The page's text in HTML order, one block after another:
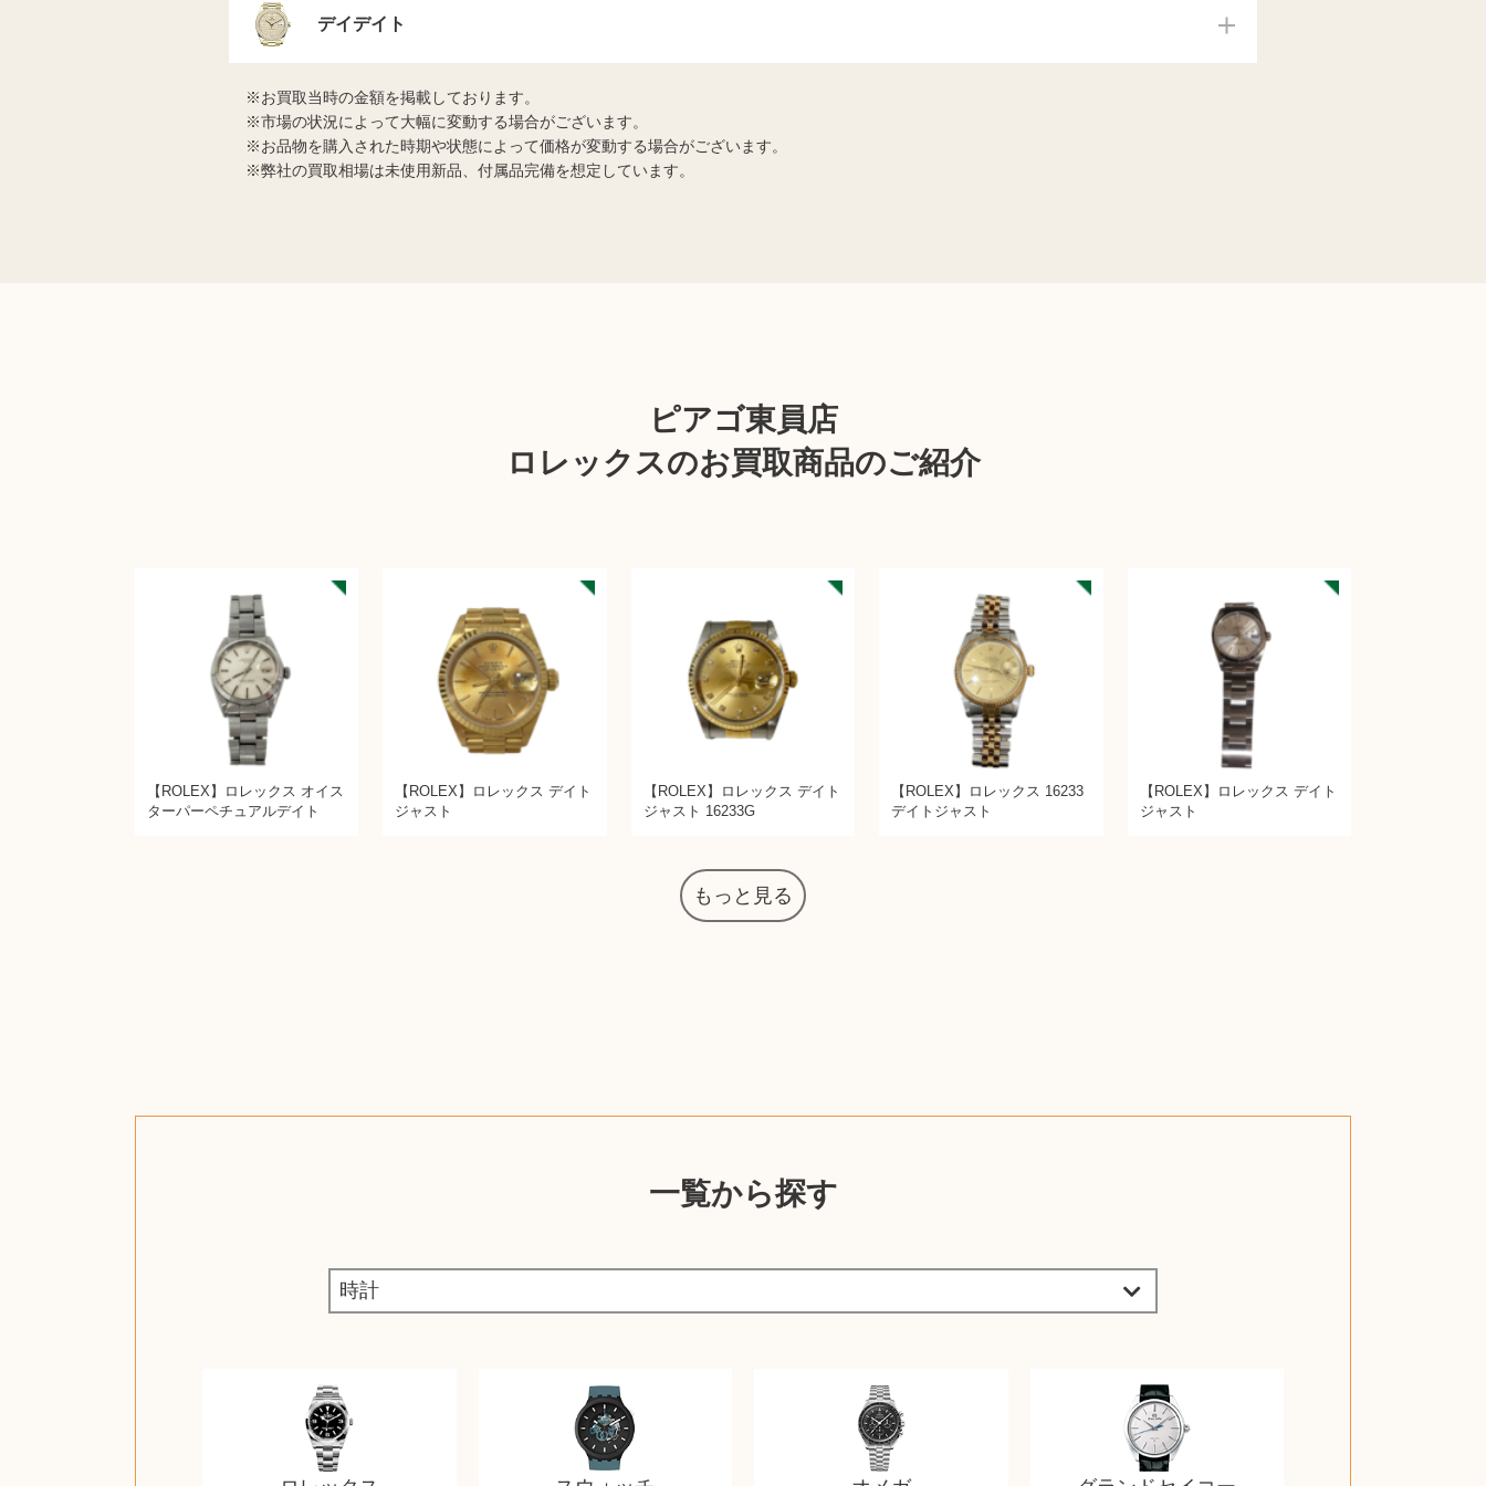
デイデイト
お買取当時の金額を掲載しております。
市場の状況によって大幅に変動する場合がございます。
お品物を購入された時期や状態によって価格が変動する場合がございます。
弊社の買取相場は未使用新品、付属品完備を想定しています。
ピアゴ東員店
ロレックスのお買取商品のご紹介
【ROLEX】ロレックス オイス
ターパーペチュアルデイト
【ROLEX】ロレックス デイト
ジャスト
【ROLEX】ロレックス デイト
ジャスト 16233G
【ROLEX】ロレックス 16233
デイトジャスト
【ROLEX】ロレックス デイト
ジャスト
もっと見る
一覧から探す